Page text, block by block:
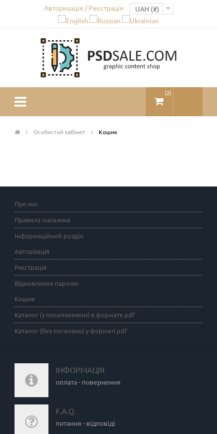
Авторизація / Реєстрація
(2)
Особистий кабінет Кошик
Про нас
Правила магазина
Інформаційний розділ
Авторізація
Реєстрація
Відновлення паролю
Кошик
Каталог (з посиланнями) в формате pdf
Каталог (без посилань) у форматі pdf
ІНФОРМАЦІЯ
оплата - повернення
F.A.Q.
питання - відповіді